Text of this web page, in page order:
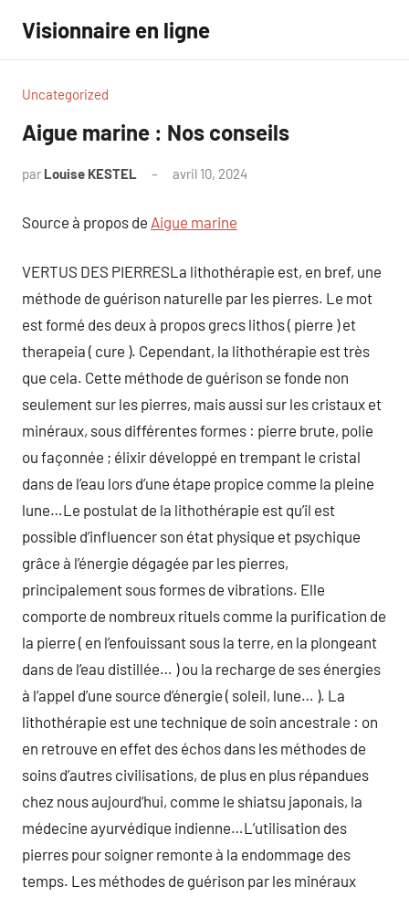
contenu
Visionnaire en ligne
Uncategorized
Aigue marine : Nos conseils
par Louise KESTEL avril 10, 2024
Source à propos de Aigue marine
VERTUS DES PIERRESLa lithothérapie est, en bref, une
méthode de guérison naturelle par les pierres. Le mot
est formé des deux à propos grecs lithos ( pierre ) et
therapeia ( cure ). Cependant, la lithothérapie est très
que cela. Cette méthode de guérison se fonde non
seulement sur les pierres, mais aussi sur les cristaux et
minéraux, sous différentes formes : pierre brute, polie
ou façonnée ; élixir développé en trempant le cristal
dans de l’eau lors d’une étape propice comme la pleine
lune…Le postulat de la lithothérapie est qu’il est
possible d’influencer son état physique et psychique
grâce à l’énergie dégagée par les pierres,
principalement sous formes de vibrations. Elle
comporte de nombreux rituels comme la purification de
la pierre ( en l’enfouissant sous la terre, en la plongeant
dans de l’eau distillée… ) ou la recharge de ses énergies
à l’appel d’une source d’énergie ( soleil, lune… ). La
lithothérapie est une technique de soin ancestrale : on
en retrouve en effet des échos dans les méthodes de
soins d’autres civilisations, de plus en plus répandues
chez nous aujourd’hui, comme le shiatsu japonais, la
médecine ayurvédique indienne…L’utilisation des
pierres pour soigner remonte à la endommage des
temps. Les méthodes de guérison par les minéraux